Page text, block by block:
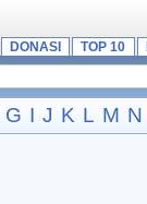
DONASI TOP 10
G I J K L M N